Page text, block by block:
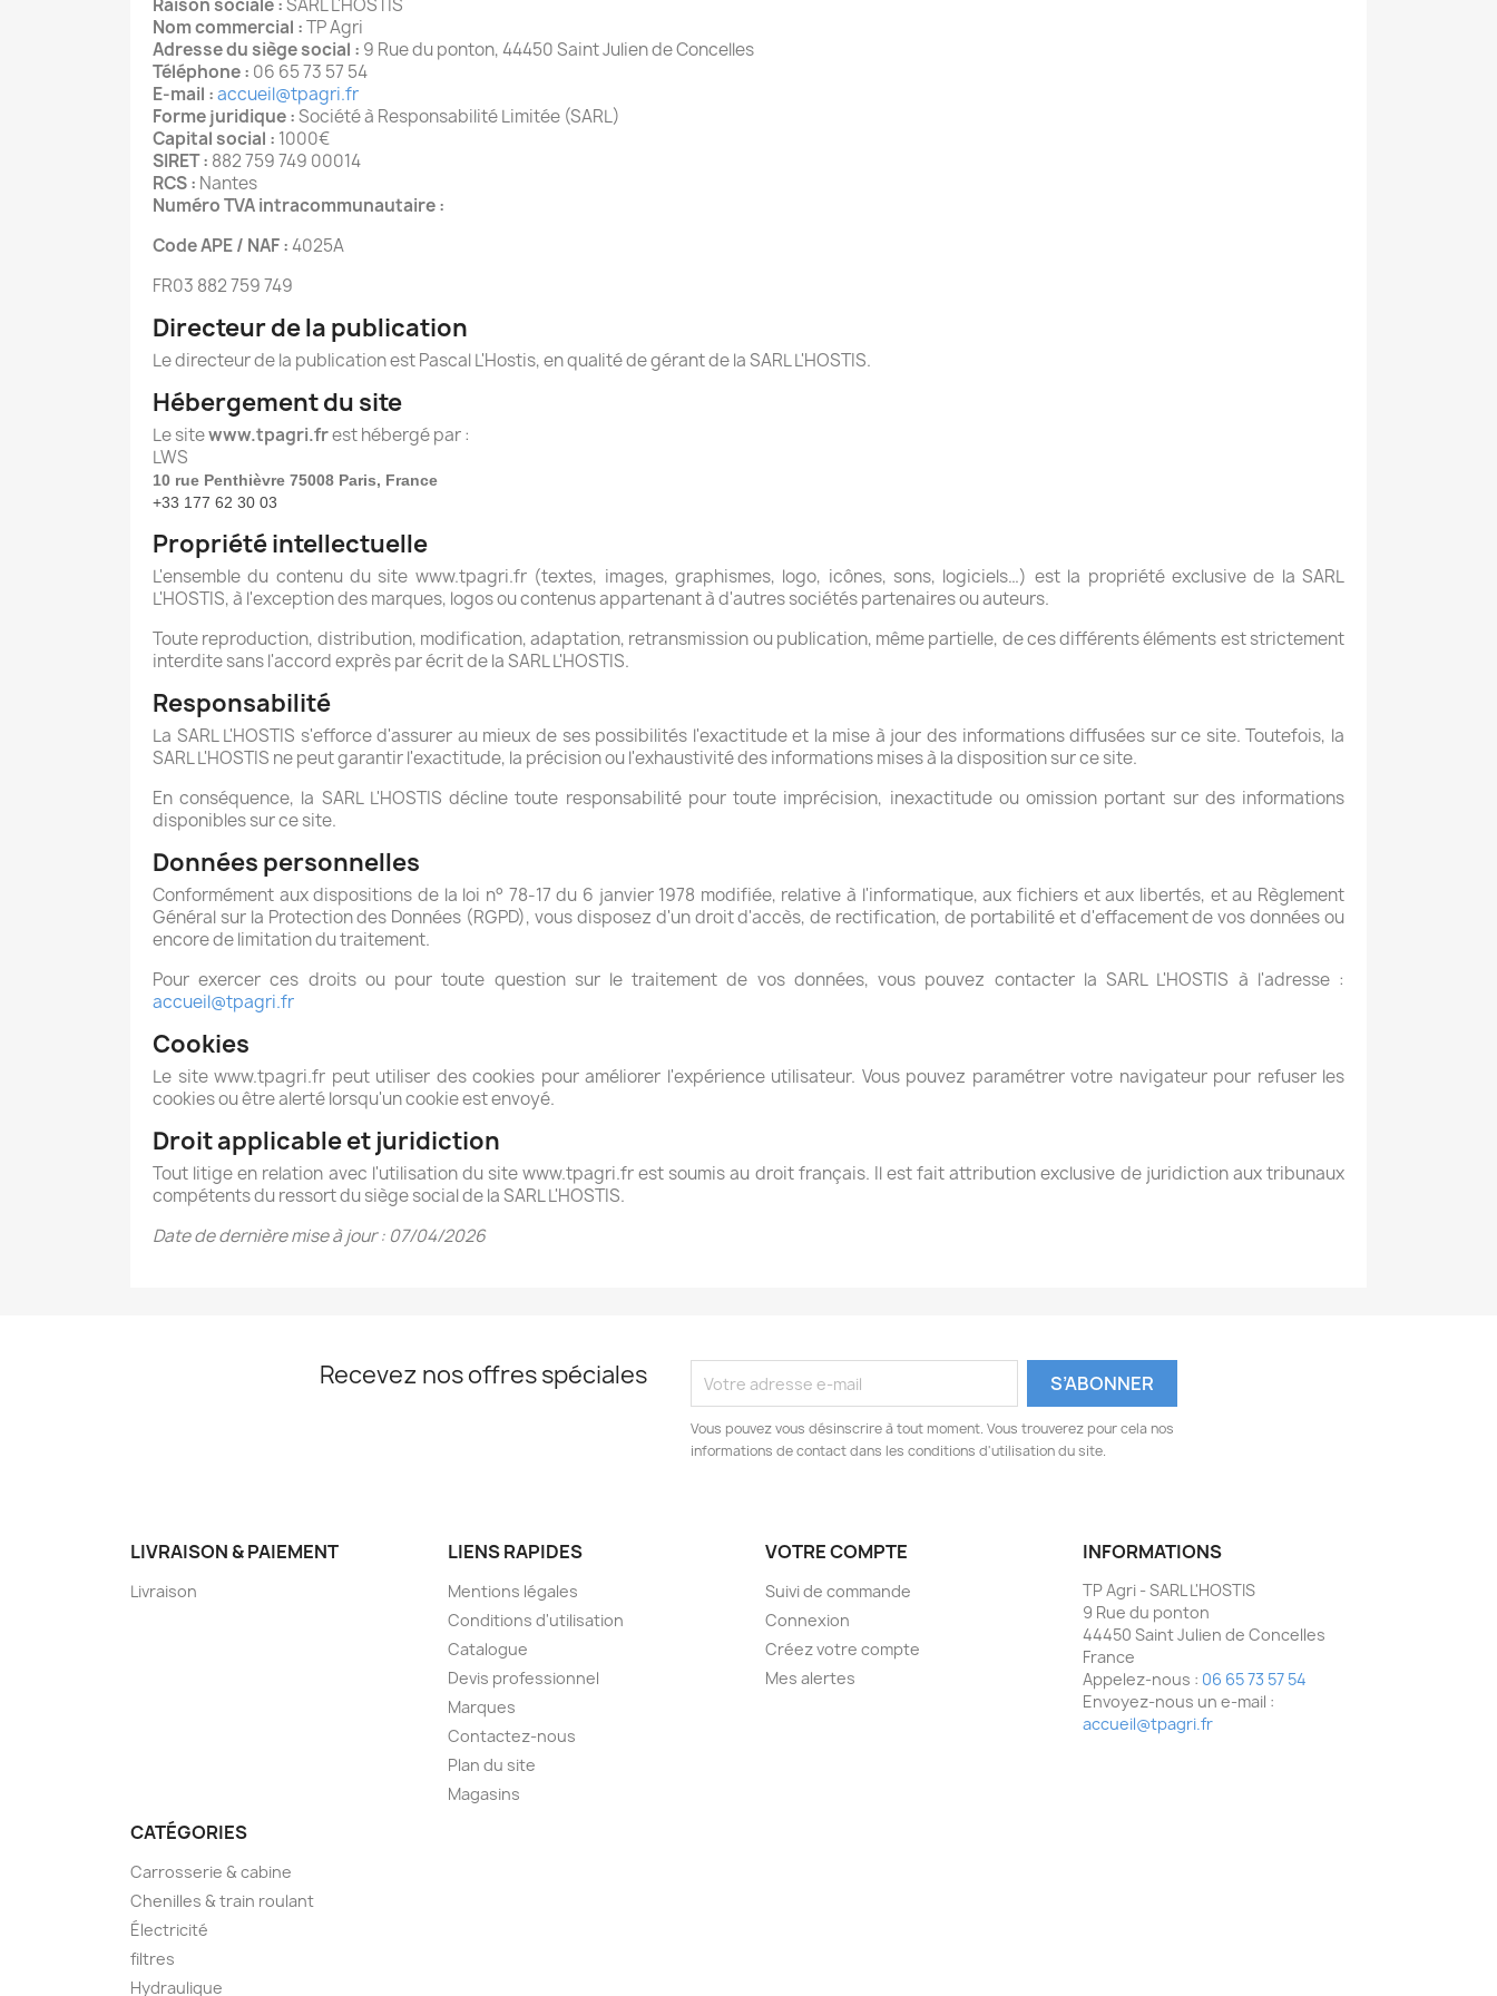
Raison sociale :SARL L'HOSTIS
Nom commercial :TP Agri
Adresse du siège social : 9 Rue du ponton, 44450 Saint Julien de Concelles
Téléphone : 06 65 73 57 54
E-mail :accueil@tpagri.fr
Forme juridique :Société à Responsabilité Limitée (SARL)
Capital social : 1000€
SIRET : 882 759 749 00014
RCS : Nantes
Numéro TVA intracommunautaire :
Code APE / NAF :4025A
FR03 882 759 749
Directeur de la publication
Le directeur de la publication est Pascal L'Hostis, en qualité de gérant de la SARL L'HOSTIS.
Hébergement du site
Le sitewww.tpagri.frest hébergé par :
LWS
10 rue Penthièvre 75008 Paris, France
+33 177 62 30 03
Propriété intellectuelle
L'ensemble du contenu du site www.tpagri.fr (textes, images, graphismes, logo, icônes, sons, logiciels…) est la propriété exclusive de la SARL
L'HOSTIS, à l'exception des marques, logos ou contenus appartenant à d'autres sociétés partenaires ou auteurs.
Toute reproduction, distribution, modification, adaptation, retransmission ou publication, même partielle, de ces différents éléments est strictement
interdite sans l'accord exprès par écrit de la SARL L'HOSTIS.
Responsabilité
La SARL L'HOSTIS s'efforce d'assurer au mieux de ses possibilités l'exactitude et la mise à jour des informations diffusées sur ce site. Toutefois, la
SARL L'HOSTIS ne peut garantir l'exactitude, la précision ou l'exhaustivité des informations mises à la disposition sur ce site.
En conséquence, la SARL L'HOSTIS décline toute responsabilité pour toute imprécision, inexactitude ou omission portant sur des informations
disponibles sur ce site.
Données personnelles
Conformément aux dispositions de la loi n° 78-17 du 6 janvier 1978 modifiée, relative à l'informatique, aux fichiers et aux libertés, et au Règlement
Général sur la Protection des Données (RGPD), vous disposez d'un droit d'accès, de rectification, de portabilité et d'effacement de vos données ou
encore de limitation du traitement.
Pour exercer ces droits ou pour toute question sur le traitement de vos données, vous pouvez contacter la SARL L'HOSTIS à l'adresse :
accueil@tpagri.fr
Cookies
Le site www.tpagri.fr peut utiliser des cookies pour améliorer l'expérience utilisateur. Vous pouvez paramétrer votre navigateur pour refuser les
cookies ou être alerté lorsqu'un cookie est envoyé.
Droit applicable et juridiction
Tout litige en relation avec l'utilisation du site www.tpagri.fr est soumis au droit français. Il est fait attribution exclusive de juridiction aux tribunaux
compétents du ressort du siège social de la SARL L'HOSTIS.
Date de dernière mise à jour : 07/04/2026
Recevez nos offres spéciales
Vous pouvez vous désinscrire à tout moment. Vous trouverez pour cela nos
informations de contact dans les conditions d'utilisation du site.
LIVRAISON & PAIEMENT
Livraison
LIENS RAPIDES
Mentions légales
Conditions d'utilisation
Catalogue
Devis professionnel
Marques
Contactez-nous
Plan du site
Magasins
CATÉGORIES
Carrosserie & cabine
Chenilles & train roulant
Électricité
filtres
Hydraulique
VOTRE COMPTE
Suivi de commande
Connexion
Créez votre compte
Mes alertes
INFORMATIONS
TP Agri - SARL L'HOSTIS
9 Rue du ponton
44450 Saint Julien de Concelles
France
Appelez-nous : 06 65 73 57 54
Envoyez-nous un e-mail :
accueil@tpagri.fr